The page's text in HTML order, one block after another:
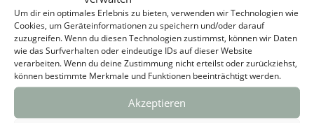
Um dir ein optimales Erlebnis zu bieten, verwenden wir Technologien wie
Cookies, um Geräteinformationen zu speichern und/oder darauf
zuzugreifen. Wenn du diesen Technologien zustimmst, können wir Daten
wie das Surfverhalten oder eindeutige IDs auf dieser Website
verarbeiten. Wenn du deine Zustimmung nicht erteilst oder zurückziehst,
können bestimmte Merkmale und Funktionen beeinträchtigt werden.
Akzeptieren